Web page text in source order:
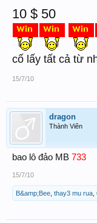
10 $ 50
cố lấy tất cả từ
15/7/10
dragon
Thành Viên
bao lô đảo MB 733
15/7/10
B&amp;Bee thay3 mu rua